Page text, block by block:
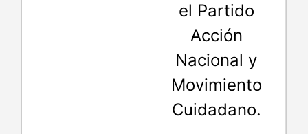
el Partido
Acción
Nacional y
Movimiento
Cuidadano.